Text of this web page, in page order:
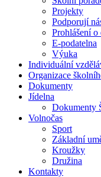
Projekty
Podporují
Prohlášení o
E-podatelna
Výuka
Individuální
Organizace
Dokumenty
Jídelna
Dokumenty
Volnočas
Sport
Základní
Kroužky
Družina
Kontakty